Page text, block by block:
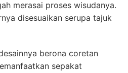
merasai proses wisudanya.
disesuaikan serupa tajuk
berona coretan
sepakat